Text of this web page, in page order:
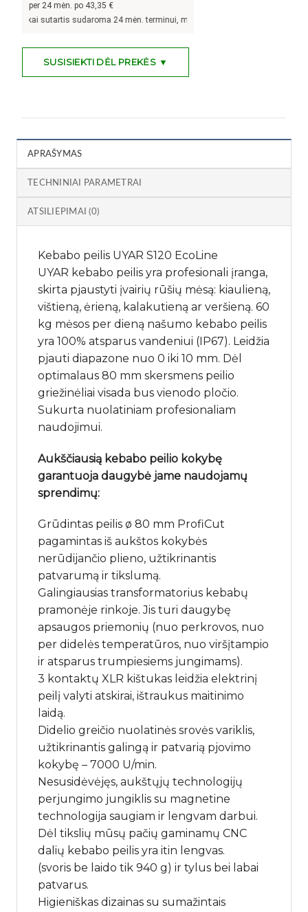
per 24 mėn. po 43,35 €
sutartis sudaroma 24 mėn. terminui, metinė palūkanų norma –
SUSISIEKTI DĖL PREKĖS ▼
APRAŠYMAS
TECHNINIAI PARAMETRAI
ATSILIEPIMAI (0)
Kebabo peilis UYAR S120 EcoLine
UYAR kebabo peilis yra profesionali įranga,
skirta pjaustyti įvairių rūšių mėsą: kiaulieną,
vištieną, ėrieną, kalakutieną ar veršieną. 60
kg mėsos per dieną našumo kebabo peilis
yra 100% atsparus vandeniui (IP67). Leidžia
pjauti diapazone nuo 0 iki 10 mm. Dėl
optimalaus 80 mm skersmens peilio
griežinėliai visada bus vienodo pločio.
Sukurta nuolatiniam profesionaliam
naudojimui.
Aukščiausią kebabo peilio kokybę
garantuoja daugybė jame naudojamų
sprendimų:
Grūdintas peilis ø 80 mm ProfiCut
pagamintas iš aukštos kokybės
nerūdijančio plieno, užtikrinantis
patvarumą ir tikslumą.
Galingiausias transformatorius kebabų
pramonėje rinkoje. Jis turi daugybę
apsaugos priemonių (nuo perkrovos, nuo
per didelės temperatūros, nuo viršįtampio
ir atsparus trumpiesiems jungimams).
3 kontaktų XLR kištukas leidžia elektrinį
peilį valyti atskirai, ištraukus maitinimo
laidą.
Didelio greičio nuolatinės srovės variklis,
užtikrinantis galingą ir patvarią pjovimo
kokybę – 7000 U/min.
Nesusidėvėjęs, aukštųjų technologijų
perjungimo jungiklis su magnetine
technologija saugiam ir lengvam darbui.
Dėl tikslių mūsų pačių gaminamų CNC
dalių kebabo peilis yra itin lengvas.
(svoris be laido tik 940 g) ir tylus bei labai
patvarus.
Higieniškas dizainas su sumažintais